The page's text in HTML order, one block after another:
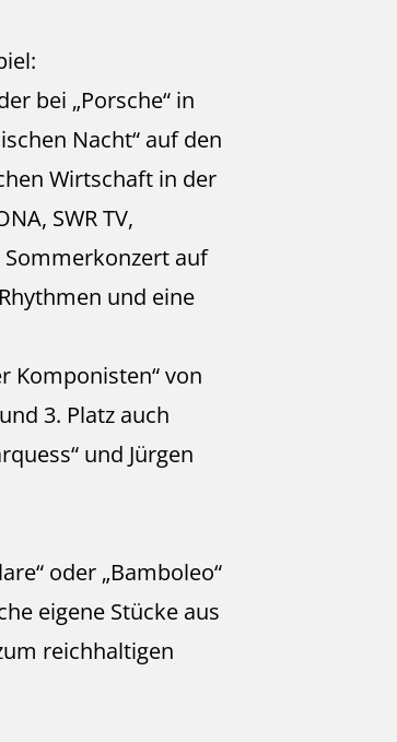
bei „Porsche“ in
Nacht“ auf den
Wirtschaft in der
SWR TV,
auf
und eine
Komponisten“ von
3. Platz auch
und Jürgen
oder „Bamboleo“
eigene Stücke aus
reichhaltigen